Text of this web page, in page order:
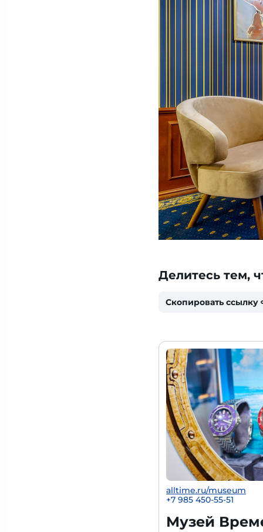
Делитесь тем,
Скопировать ссылку
alltime.ru/museum
+7 985 450-55-51
Музей